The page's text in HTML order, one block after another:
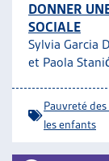
DONNER
SOCIALE
Sylvia Garcia
et Paola
Pauvreté
les enfants